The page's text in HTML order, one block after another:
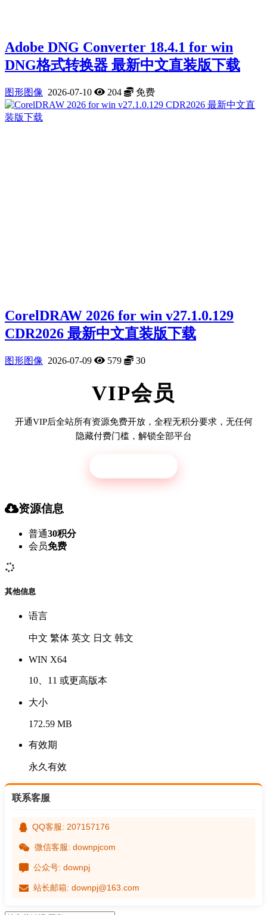
Adobe DNG Converter 18.4.1 for win
DNG格式转换器 最新中文直装版下载
图形图像 2026-07-10 204 免费
CorelDRAW 2026 for win v27.1.0.129
CDR2026 最新中文直装版下载
图形图像 2026-07-09 579 30
VIP会员
开通VIP后全站所有资源免费开放，全程无积分要求，无任何
隐藏付费门槛，解锁全部平台
资源信息
普通30积分
会员免费
其他信息
语言
中文 繁体 英文 日文 韩文
WIN X64
10、11 或更高版本
大小
172.59 MB
有效期
永久有效
联系客服
QQ客服: 207157176
微信客服: downpjcom
公众号: downpj
站长邮箱: downpj@163.com